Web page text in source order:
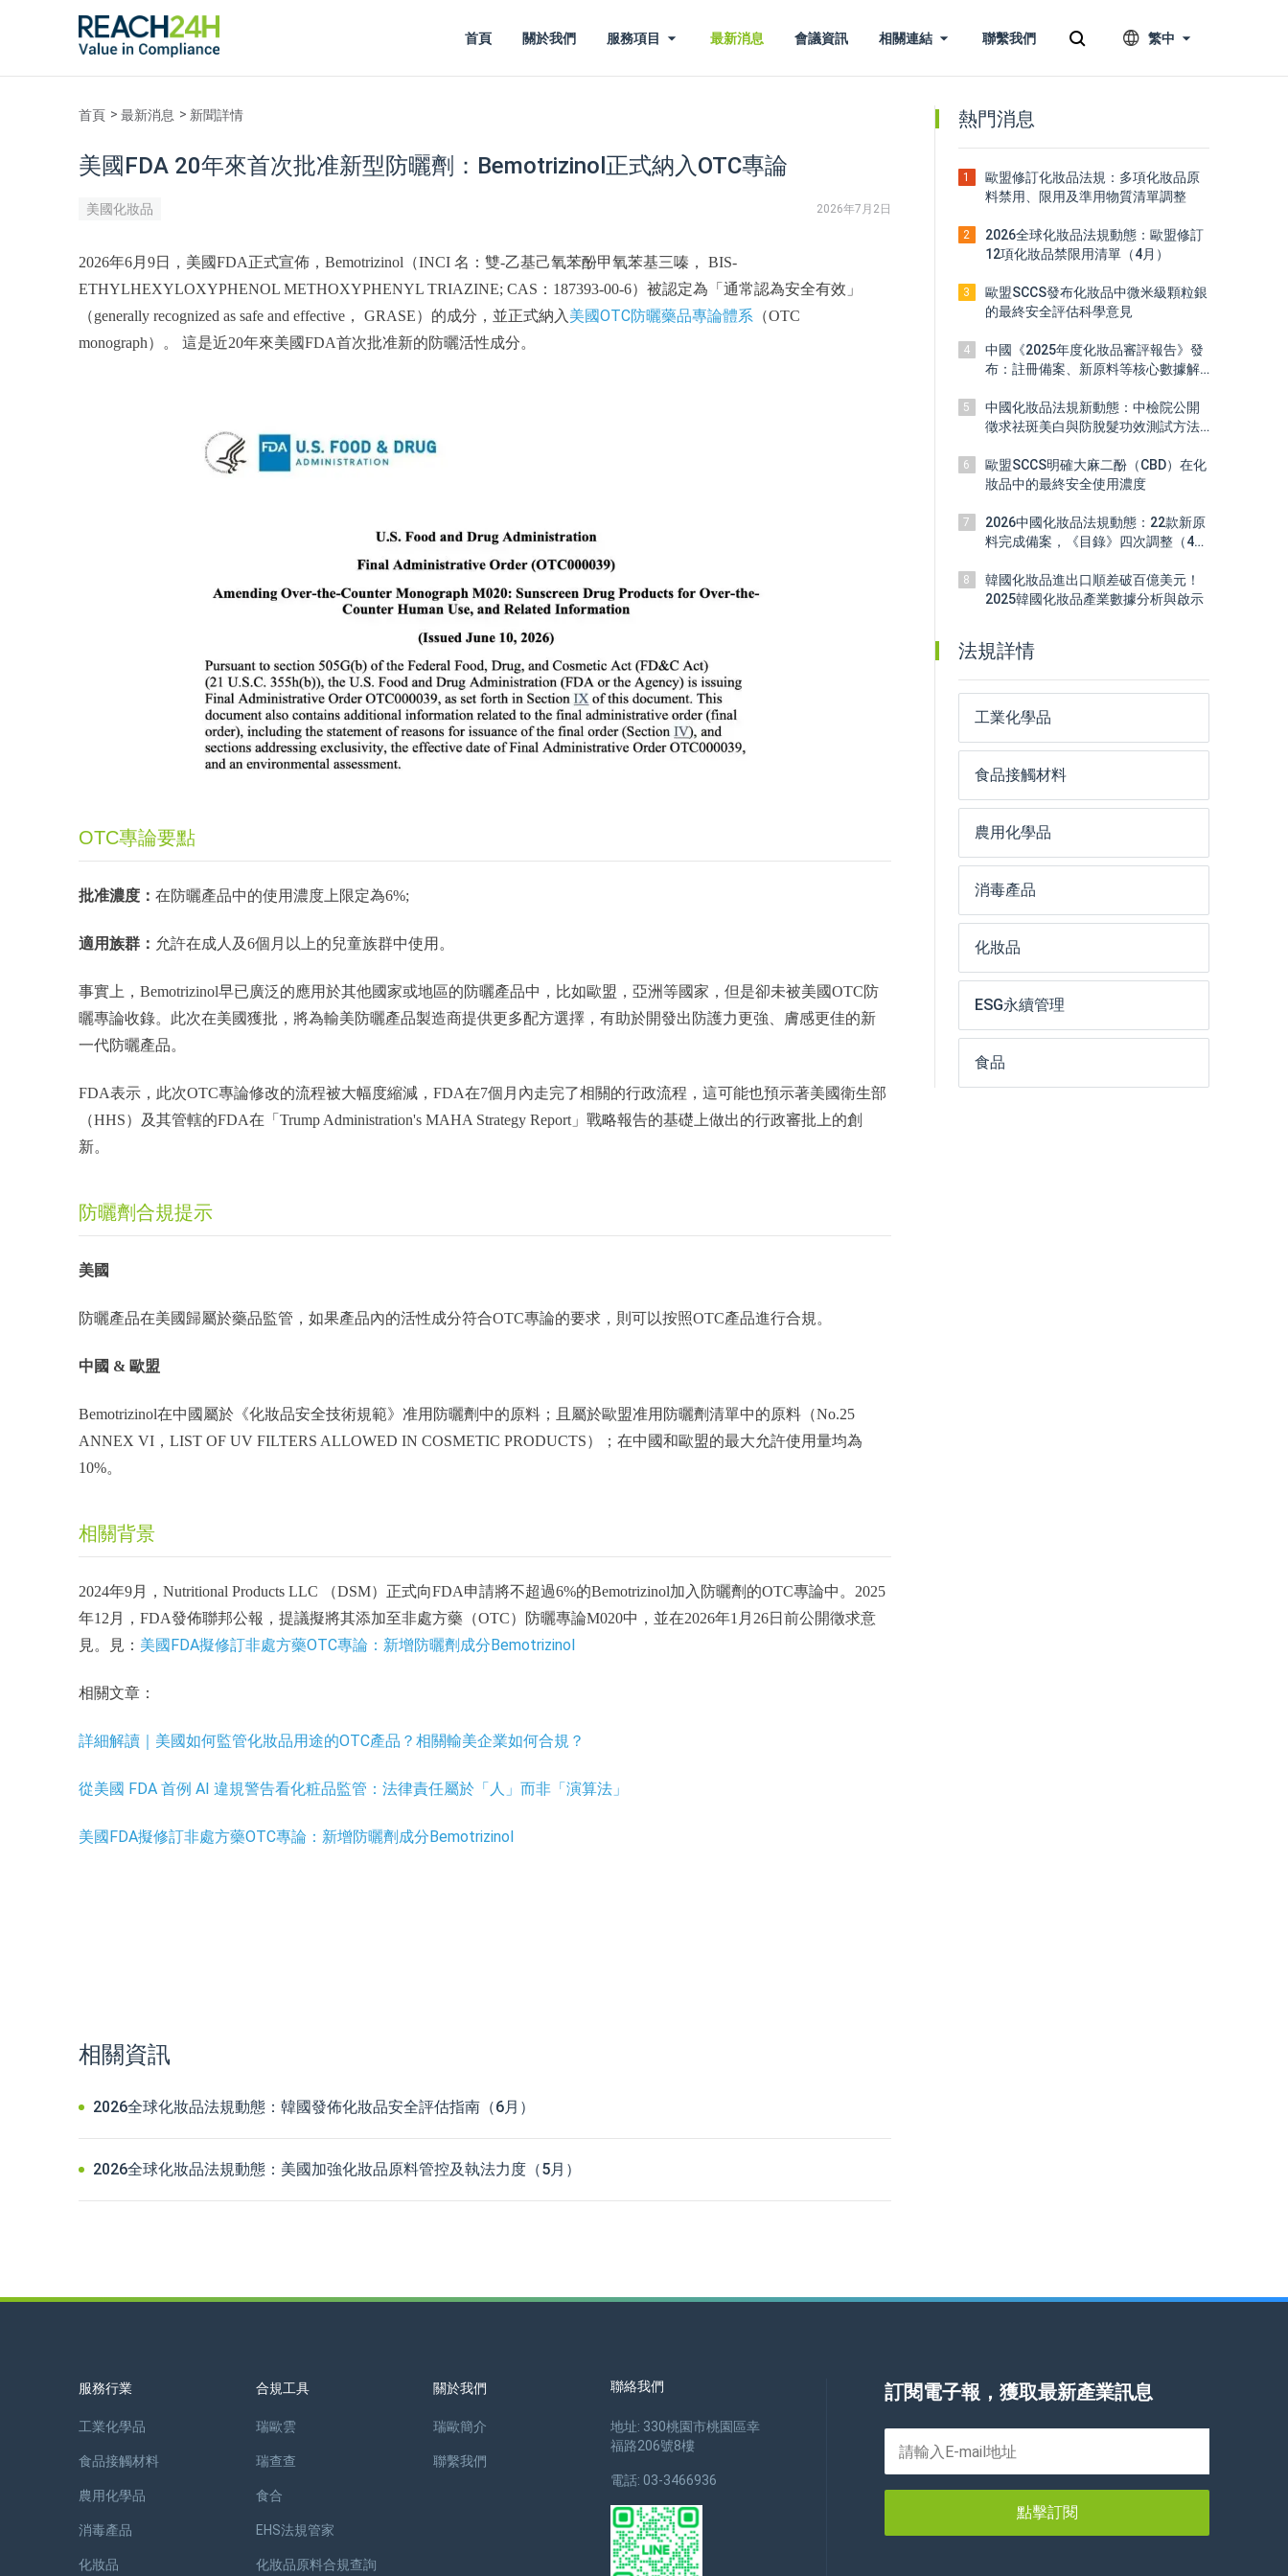
首頁 關於我們 服務項目 最新消息 會議資訊 相關連結 聯繫我們 繁中
首頁 最新消息 新聞詳情
美國FDA 20年來首次批准新型防曬劑：Bemotrizinol正式納入OTC專論
美國化妝品 2026年7月2日
2026年6月9日，美國FDA正式宣佈，Bemotrizinol（INCI 名：雙-乙基己氧苯酚甲氧苯基三嗪， BIS-
ETHYLHEXYLOXYPHENOL METHOXYPHENYL TRIAZINE; CAS：187393-00-6）被認定為「通常認為安全有效」
（generally recognized as safe and effective， GRASE）的成分，並正式納入 美國OTC防曬藥品專論體系 （OTC
monograph）。 這是近20年來美國FDA首次批准新的防曬活性成分。
OTC專論要點
批准濃度： 在防曬產品中的使用濃度上限定為6%;
適用族群： 允許在成人及6個月以上的兒童族群中使用。
事實上，Bemotrizinol早已廣泛的應用於其他國家或地區的防曬產品中，比如歐盟，亞洲等國家，但是卻未被美國OTC防
曬專論收錄。此次在美國獲批，將為輸美防曬產品製造商提供更多配方選擇，有助於開發出防護力更強、膚感更佳的新
一代防曬產品。
FDA表示，此次OTC專論修改的流程被大幅度縮減，FDA在7個月內走完了相關的行政流程，這可能也預示著美國衛生部
（HHS）及其管轄的FDA在「Trump Administration's MAHA Strategy Report」戰略報告的基礎上做出的行政審批上的創
新。
防曬劑合規提示
美國
防曬產品在美國歸屬於藥品監管，如果產品內的活性成分符合OTC專論的要求，則可以按照OTC產品進行合規。
中國 & 歐盟
Bemotrizinol在中國屬於《化妝品安全技術規範》准用防曬劑中的原料；且屬於歐盟准用防曬劑清單中的原料（No.25
ANNEX VI，LIST OF UV FILTERS ALLOWED IN COSMETIC PRODUCTS）；在中國和歐盟的最大允許使用量均為
10%。
相關背景
2024年9月，Nutritional Products LLC （DSM）正式向FDA申請將不超過6%的Bemotrizinol加入防曬劑的OTC專論中。2025
年12月，FDA發佈聯邦公報，提議擬將其添加至非處方藥（OTC）防曬專論M020中，並在2026年1月26日前公開徵求意
見。見： 美國FDA擬修訂非處方藥OTC專論：新增防曬劑成分Bemotrizinol
相關文章：
詳細解讀｜美國如何監管化妝品用途的OTC產品？相關輸美企業如何合規？
從美國 FDA 首例 AI 違規警告看化粧品監管：法律責任屬於「人」而非「演算法」
美國FDA擬修訂非處方藥OTC專論：新增防曬劑成分Bemotrizinol
相關資訊
2026全球化妝品法規動態：韓國發佈化妝品安全評估指南（6月）
2026全球化妝品法規動態：美國加強化妝品原料管控及執法力度（5月）
熱門消息
1
歐盟修訂化妝品法規：多項化妝品原
料禁用、限用及準用物質清單調整
2
2026全球化妝品法規動態：歐盟修訂
12項化妝品禁限用清單（4月）
3
歐盟SCCS發布化妝品中微米級顆粒銀
的最終安全評估科學意見
4
中國《2025年度化妝品審評報告》發
布：註冊備案、新原料等核心數據解
5
中國化妝品法規新動態：中檢院公開
徵求祛斑美白與防脫髮功效測試方法
6
歐盟SCCS明確大麻二酚（CBD）在化
妝品中的最終安全使用濃度
7
2026中國化妝品法規動態：22款新原
料完成備案，《目錄》四次調整（4
8
韓國化妝品進出口順差破百億美元！
2025韓國化妝品產業數據分析與啟示
法規詳情
工業化學品
食品接觸材料
農用化學品
消毒產品
化妝品
ESG永續管理
食品
服務行業
工業化學品
食品接觸材料
農用化學品
消毒產品
化妝品
合規工具
瑞歐雲
瑞查查
食合
EHS法規管家
化妝品原料合規查詢
關於我們
瑞歐簡介
聯繫我們
聯絡我們
地址: 330桃園市桃園區幸
福路206號8樓
電話: 03-3466936
訂閱電子報，獲取最新產業訊息
點擊訂閱